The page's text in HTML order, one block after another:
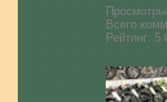
Просмотры:
Всего
Рейтинг: